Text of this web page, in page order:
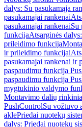
dalys: Su pasukamąja
pasukamajai rankenai
pasukamajai rankenaiSu
funkcijaAtsarginės
prileidimo funkcija
ir prileidimo funkcijai
pasukamajai rankenai ir
paspaudimu funkcija
paspaudimu funkcija
mygtukinio valdymo
Montavimo dalių
PushControlSu vožtuvo
aklePriedai nuotekų
dalys: Priedai nuotekų